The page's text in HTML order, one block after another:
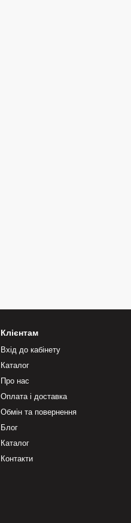
Клієнтам
Вхід до кабінету
Каталог
Про нас
Оплата і доставка
Обмін та повернення
Блог
Каталог
Контакти